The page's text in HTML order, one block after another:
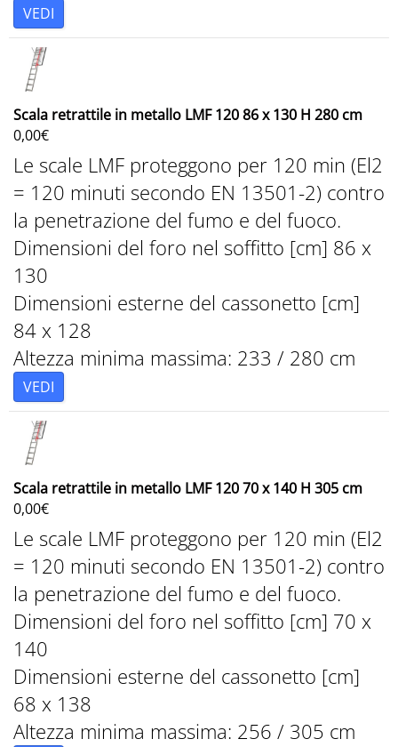
VEDI
Scala retrattile in metallo LMF 120 86 x 130 H 280 cm
0,00€
Le scale LMF proteggono per 120 min (El2
= 120 minuti secondo EN 13501-2) contro
la penetrazione del fumo e del fuoco.
Dimensioni del foro nel soffitto [cm] 86 x
130
Dimensioni esterne del cassonetto [cm]
84 x 128
Altezza minima massima: 233 / 280 cm
VEDI
Scala retrattile in metallo LMF 120 70 x 140 H 305 cm
0,00€
Le scale LMF proteggono per 120 min (El2
= 120 minuti secondo EN 13501-2) contro
la penetrazione del fumo e del fuoco.
Dimensioni del foro nel soffitto [cm] 70 x
140
Dimensioni esterne del cassonetto [cm]
68 x 138
Altezza minima massima: 256 / 305 cm